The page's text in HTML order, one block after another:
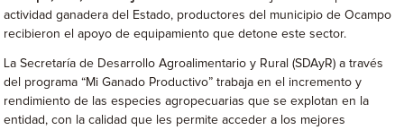
actividad ganadera del Estado, productores del municipio de Ocampo
recibieron el apoyo de equipamiento que detone este sector.
La Secretaría de Desarrollo Agroalimentario y Rural (SDAyR) a través
del programa “Mi Ganado Productivo” trabaja en el incremento y
rendimiento de las especies agropecuarias que se explotan en la
entidad, con la calidad que les permite acceder a los mejores